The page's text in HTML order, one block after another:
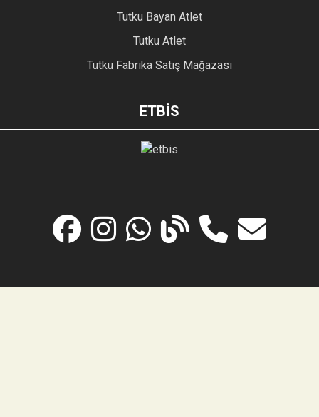
Tutku Bayan Atlet
Tutku Atlet
Tutku Fabrika Satış Mağazası
ETBİS